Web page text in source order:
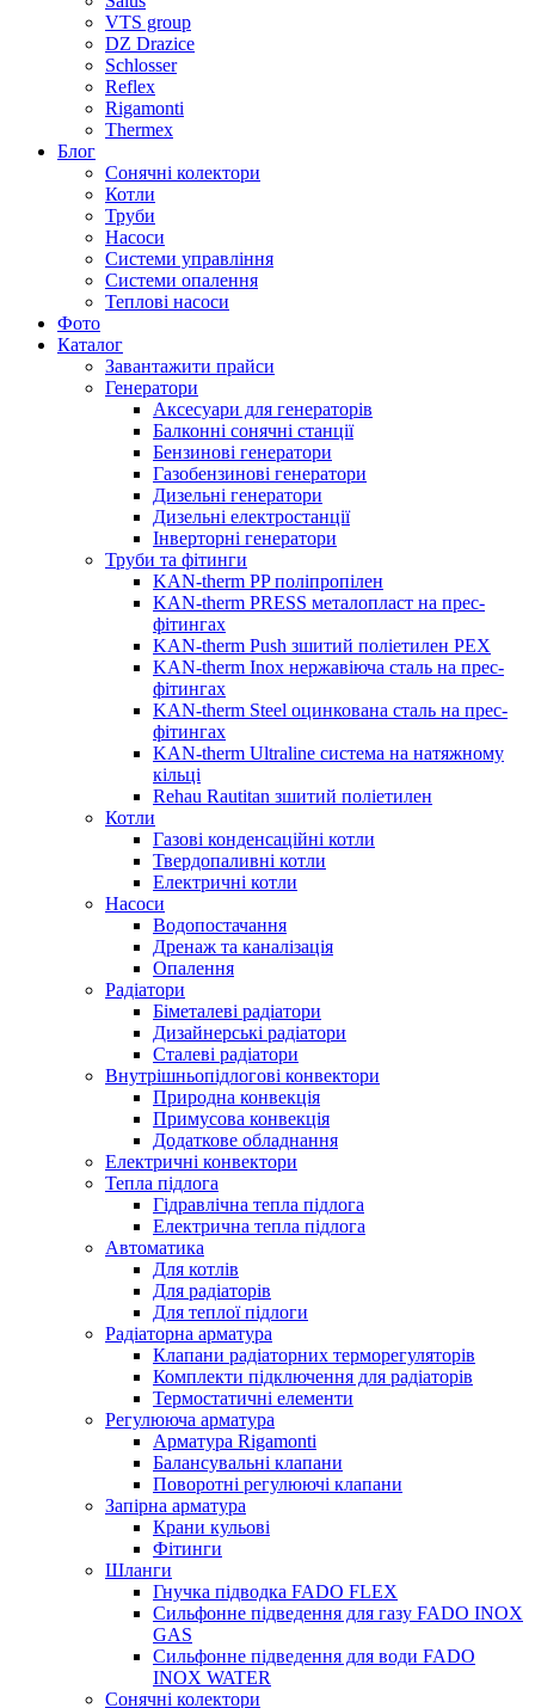
VTS group
DZ Drazice
Schlosser
Reflex
Rigamonti
Thermex
Блог
Сонячні колектори
Котли
Труби
Насоси
Системи управління
Системи опалення
Теплові насоси
Фото
Каталог
Завантажити прайси
Генератори
Аксесуари для генераторів
Балконні сонячні станції
Бензинові генератори
Газобензинові генератори
Дизельні генератори
Дизельні електростанції
Інверторні генератори
Труби та фітинги
KAN-therm PP поліпропілен
KAN-therm PRESS металопласт на прес-
фітингах
KAN-therm Push зшитий поліетилен PEX
KAN-therm Inox нержавіюча сталь на прес-
фітингах
KAN-therm Steel оцинкована сталь на прес-
фітингах
KAN-therm Ultraline система на натяжному
кільці
Rehau Rautitan зшитий поліетилен
Котли
Газові конденсаційні котли
Твердопаливні котли
Електричні котли
Насоси
Водопостачання
Дренаж та каналізація
Опалення
Радіатори
Біметалеві радіатори
Дизайнерські радіатори
Сталеві радіатори
Внутрішньопідлогові конвектори
Природна конвекція
Примусова конвекція
Додаткове обладнання
Електричні конвектори
Тепла підлога
Гідравлічна тепла підлога
Електрична тепла підлога
Автоматика
Для котлів
Для радіаторів
Для теплої підлоги
Радіаторна арматура
Клапани радіаторних терморегуляторів
Комплекти підключення для радіаторів
Термостатичні елементи
Регулююча арматура
Арматура Rigamonti
Балансувальні клапани
Поворотні регулюючі клапани
Запірна арматура
Крани кульові
Фітинги
Шланги
Гнучка підводка FADO FLEX
Сильфонне підведення для газу FADO INOX
GAS
Сильфонне підведення для води FADO
INOX WATER
Сонячні колектори